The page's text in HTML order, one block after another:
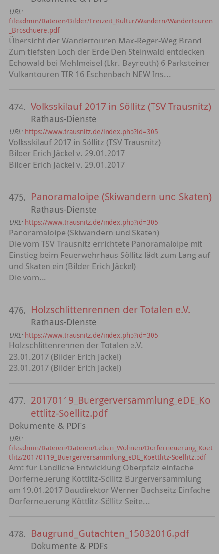
URL:
fileadmin/Dateien/Bilder/Freizeit_Kultur/Wandern/Wandertouren
_Broschuere.pdf
Übersicht der Wandertouren Max-Reger-Weg Brand
Zum tiefsten Loch der Erde Den Steinwald entdecken
Echowald bei Mehlmeisel (Lkr. Bayreuth) 6 Parksteiner
Vulkantouren TIR 16 Eschenbach NEW Ins...
474. Volksskilauf 2017 in Söllitz (TSV Trausnitz)
Rathaus-Dienste
URL: https://www.trausnitz.de/index.php?id=305
Volksskilauf 2017 in Söllitz (TSV Trausnitz)
Bilder Erich Jäckel v. 29.01.2017
Bilder Erich Jäckel v. 29.01.2017
475. Panoramaloipe (Skiwandern und Skaten)
Rathaus-Dienste
URL: https://www.trausnitz.de/index.php?id=305
Panoramaloipe (Skiwandern und Skaten)
Die vom TSV Trausnitz errichtete Panoramaloipe mit
Einstieg beim Feuerwehrhaus Söllitz lädt zum Langlauf
und Skaten ein (Bilder Erich Jäckel)
Die vom...
476. Holzschlittenrennen der Totalen e.V.
Rathaus-Dienste
URL: https://www.trausnitz.de/index.php?id=305
Holzschlittenrennen der Totalen e.V.
23.01.2017 (Bilder Erich Jäckel)
23.01.2017 (Bilder Erich Jäckel)
477. 20170119_Buergerversammlung_eDE_Ko
ettlitz-Soellitz.pdf
Dokumente & PDFs
URL:
fileadmin/Dateien/Dateien/Leben_Wohnen/Dorferneuerung_Koet
tlitz/20170119_Buergerversammlung_eDE_Koettlitz-Soellitz.pdf
Amt für Ländliche Entwicklung Oberpfalz einfache
Dorferneuerung Köttlitz-Söllitz Bürgerversammlung
am 19.01.2017 Baudirektor Werner Bachseitz Einfache
Dorferneuerung Köttlitz-Söllitz Seite...
478. Baugrund_Gutachten_15032016.pdf
Dokumente & PDFs